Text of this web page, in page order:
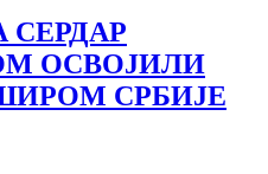
СЕРДАР
ОСВОЈИЛИ
СРБИЈЕ